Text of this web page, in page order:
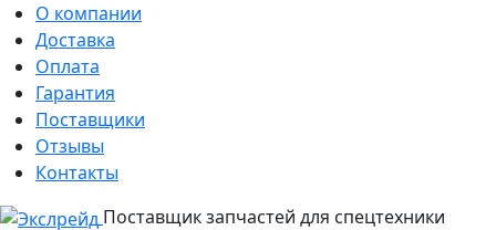
О компании
Доставка
Оплата
Гарантия
Поставщики
Отзывы
Контакты
Поставщик запчастей для спецтехники